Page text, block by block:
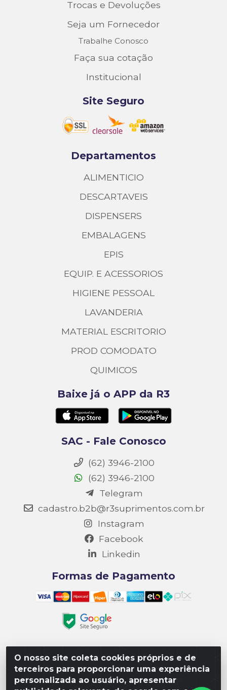
O nosso site coleta cookies próprios e de
terceiros para proporcionar uma experiência
personalizada ao usuário, apresentar
Trocas e Devoluções
Seja um Fornecedor
Trabalhe Conosco
Faça sua cotação
Institucional
Site Seguro
Departamentos
ALIMENTICIO
DESCARTAVEIS
DISPENSERS
EMBALAGENS
EPIS
EQUIP. E ACESSORIOS
HIGIENE PESSOAL
LAVANDERIA
MATERIAL ESCRITORIO
PROD COMODATO
QUIMICOS
Baixe já o APP da R3
SAC - Fale Conosco
(62) 3946-2100
(62) 3946-2100
Telegram
cadastro.b2b@r3suprimentos.com.br
Instagram
Facebook
Linkedin
Formas de Pagamento
Matriz R3 Suprimentos - Rua 14, Polo Empresarial Goiás
– Etapa III, Quadra: 15; Lote 04, Aparecida de
Goiânia/GO, CEP 74985-182. - CNPJ 10.641.901/0001-16